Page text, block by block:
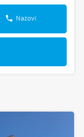
Nazovi